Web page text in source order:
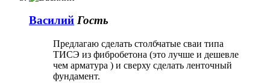
Василий Гость
Предлагаю сделать столбчатые сваи типа
ТИСЭ из фибробетона (это лучше и дешевле
чем арматура ) и сверху сделать ленточный
фундамент.